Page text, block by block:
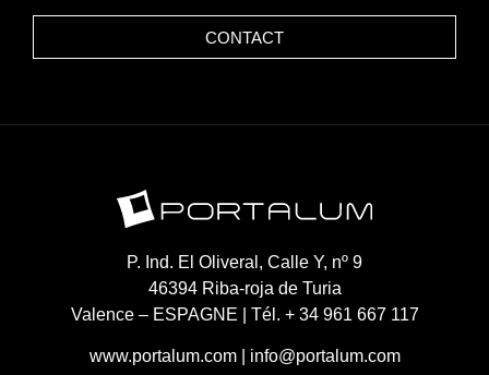
CONTACT
P. Ind. El Oliveral, Calle Y, nº 9
46394 Riba-roja de Turia
Valence – ESPAGNE | Tél. + 34 961 667 117
www.portalum.com| info@portalum.com